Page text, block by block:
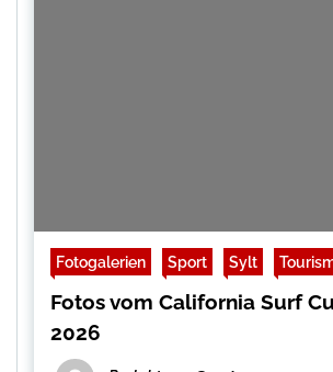
Fotogalerien Sport Sylt
Fotos vom California Surf
2026